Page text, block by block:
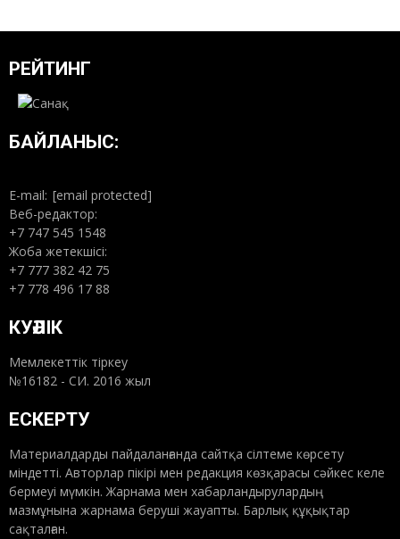
РЕЙТИНГ
БАЙЛАНЫС:
E-mail: [email protected]
Веб-редактор:
+7 747 545 1548
Жоба жетекшісі:
+7 777 382 42 75
+7 778 496 17 88
КУӘЛІК
Мемлекеттік тіркеу
№16182 - СИ. 2016 жыл
ЕСКЕРТУ
Материалдарды пайдаланғанда сайтқа сілтеме көрсету
міндетті. Авторлар пікірі мен редакция көзқарасы сәйкес келе
бермеуі мүмкін. Жарнама мен хабарландырулардың
мазмұнына жарнама беруші жауапты. Барлық құқықтар
сақталған.